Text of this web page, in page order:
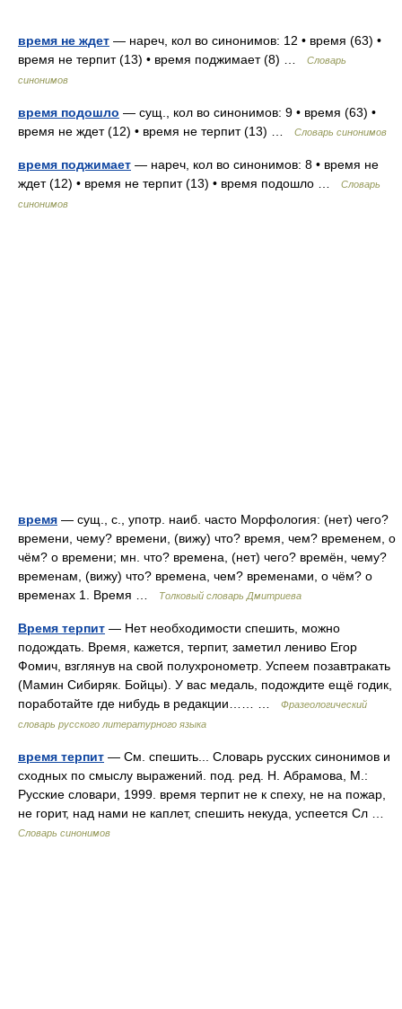
время не ждет — нареч, кол во синонимов: 12 • время (63) •
время не терпит (13) • время поджимает (8) …
Словарь
синонимов
время подошло — сущ., кол во синонимов: 9 • время (63) •
время не ждет (12) • время не терпит (13) …
Словарь синонимов
время поджимает — нареч, кол во синонимов: 8 • время не
ждет (12) • время не терпит (13) • время подошло …
Словарь
синонимов
время — сущ., с., употр. наиб. часто Морфология: (нет) чего?
времени, чему? времени, (вижу) что? время, чем? временем, о
чём? о времени; мн. что? времена, (нет) чего? времён, чему?
временам, (вижу) что? времена, чем? временами, о чём? о
временах 1. Время …
Толковый словарь Дмитриева
Время терпит — Нет необходимости спешить, можно
подождать. Время, кажется, терпит, заметил лениво Егор
Фомич, взглянув на свой полухронометр. Успеем позавтракать
(Мамин Сибиряк. Бойцы). У вас медаль, подождите ещё годик,
поработайте где нибудь в редакции…… …
Фразеологический
словарь русского литературного языка
время терпит — См. спешить... Словарь русских синонимов и
сходных по смыслу выражений. под. ред. Н. Абрамова, М.:
Русские словари, 1999. время терпит не к спеху, не на пожар,
не горит, над нами не каплет, спешить некуда, успеется Сл …
Словарь синонимов